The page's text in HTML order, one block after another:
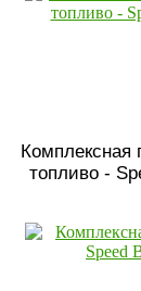
Комплексная
топливо -